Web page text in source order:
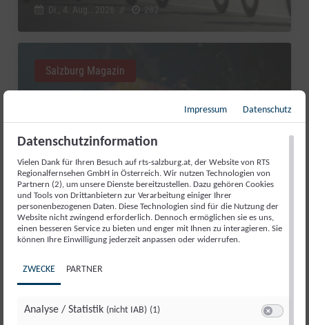
Di., 4. Aug.. 2026 // 282
RED BULL ROMANIACS: MANUEL
GESAMTSIEG
Salzburg Magazin
Impressum Datenschutz
Datenschutzinformation
Vielen Dank für Ihren Besuch auf rts-salzburg.at, der Website von RTS
Regionalfernsehen GmbH in Österreich. Wir nutzen Technologien von
Partnern (2), um unsere Dienste bereitzustellen. Dazu gehören Cookies
und Tools von Drittanbietern zur Verarbeitung einiger Ihrer
personenbezogenen Daten. Diese Technologien sind für die Nutzung der
Website nicht zwingend erforderlich. Dennoch ermöglichen sie es uns,
einen besseren Service zu bieten und enger mit Ihnen zu interagieren. Sie
können Ihre Einwilligung jederzeit anpassen oder widerrufen.
ZWECKE PARTNER
Analyse / Statistik (nicht IAB) (1)